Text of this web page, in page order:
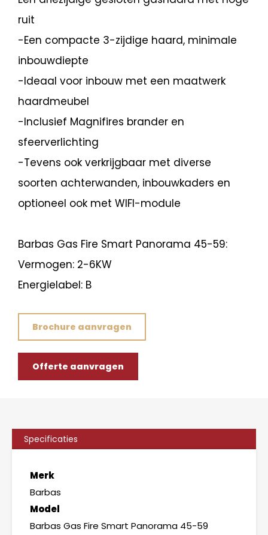
ruit
-Een compacte 3-zijdige haard, minimale
inbouwdiepte
-Ideaal voor inbouw met een maatwerk
haardmeubel
-Inclusief Magnifires brander en
sfeerverlichting
-Tevens ook verkrijgbaar met diverse
soorten achterwanden, inbouwkaders en
optioneel ook met WIFI-module
Barbas Gas Fire Smart Panorama 45-59:
Vermogen: 2-6KW
Energielabel: B
Brochure aanvragen
Offerte aanvragen
Specificaties
Merk
Barbas
Model
Barbas Gas Fire Smart Panorama 45-59